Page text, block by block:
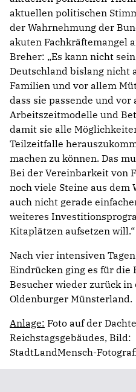
aktuellen politischen
der Wahrnehmung der
akuten Fachkräftemangel
Breher: „Es kann nicht
Deutschland bislang nicht
Familien und vor allem
dass sie passende und
Arbeitszeitmodelle und
damit sie alle
Teilzeitfalle
machen zu können. Das
Bei der Vereinbarkeit von
noch viele Steine aus dem
auch nicht gerade
weiteres
Kitaplätzen aufsetzen will.“
Nach vier intensiven
Eindrücken ging es für die
Besucher wieder zurück in
Oldenburger Münsterland.
Anlage: Foto auf der
Reichstagsgebäudes,
StadtLandMensch-